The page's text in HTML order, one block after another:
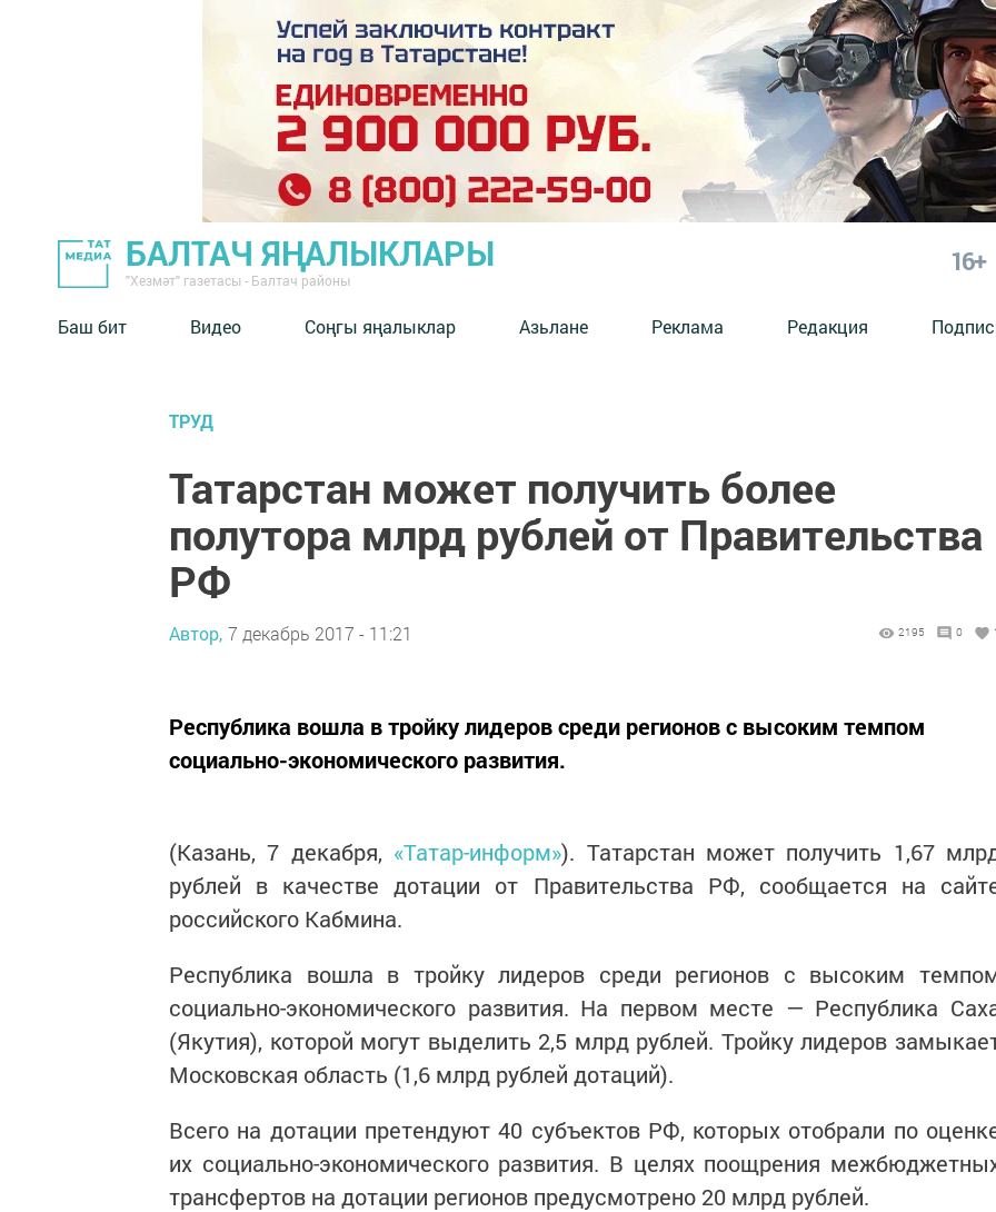
БАЛТАЧ ЯҢАЛЫКЛАРЫ
"Хезмәт" газетасы - Балтач районы
16+
Баш бит Видео Соңгы яңалыклар Азьлане Реклама Редакция
ТРУД
Татарстан может получить более
полутора млрд рублей от Правительства
РФ
Автор, 7 декабрь 2017 - 11:21 2195 0
Республика вошла в тройку лидеров среди регионов с высоким темпом
социально-экономического развития.
(Казань, 7 декабря, «Татар-информ»). Татарстан может получить 1,67
рублей в качестве дотации от Правительства РФ, сообщается на
российского Кабмина.
Республика вошла в тройку лидеров среди регионов с высоким
социально-экономического развития. На первом месте — Республика
(Якутия), которой могут выделить 2,5 млрд рублей. Тройку лидеров
Московская область (1,6 млрд рублей дотаций).
Всего на дотации претендуют 40 субъектов РФ, которых отобрали по
их социально-экономического развития. В целях поощрения
трансфертов на дотации регионов предусмотрено 20 млрд рублей.